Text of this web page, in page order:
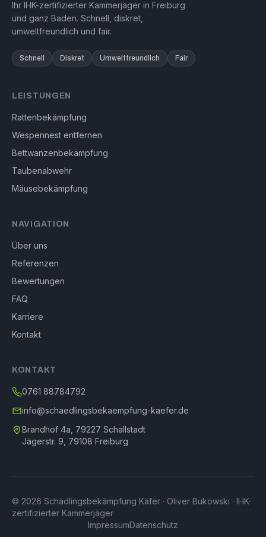
Ihr IHK-zertifizierter Kammerjäger in Freiburg
und ganz Baden. Schnell, diskret,
umweltfreundlich und fair.
Schnell Diskret Umweltfreundlich Fair
LEISTUNGEN
Rattenbekämpfung
Wespennest entfernen
Bettwanzenbekämpfung
Taubenabwehr
Mäusebekämpfung
NAVIGATION
Über uns
Referenzen
Bewertungen
FAQ
Karriere
Kontakt
KONTAKT
0761 88784792
info@schaedlingsbekaempfung-kaefer.de
Brandhof 4a, 79227 Schallstadt
Jägerstr. 9, 79108 Freiburg
© 2026 Schädlingsbekämpfung Käfer · Oliver Bukowski · IHK-
zertifizierter Kammerjäger
ImpressumDatenschutz